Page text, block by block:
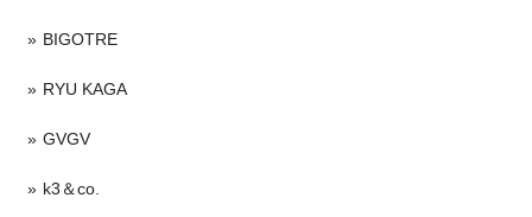
BIGOTRE
RYU KAGA
GVGV
k3＆co.